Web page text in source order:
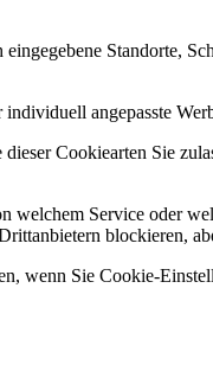
Standorte,
angepasste
Cookiearten Sie
Service oder
blockieren,
wenn Sie Cookie-